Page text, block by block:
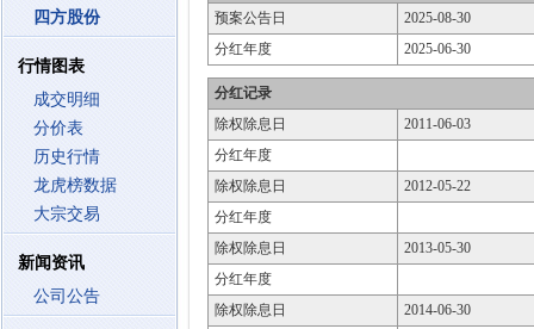
四方股份
行情图表
成交明细
分价表
历史行情
龙虎榜数据
大宗交易
新闻资讯
公司公告
预案公告日
2025-08-30
分红年度
2025-06-30
分红记录
除权除息日
2011-06-03
分红年度
除权除息日
2012-05-22
分红年度
除权除息日
2013-05-30
分红年度
除权除息日
2014-06-30